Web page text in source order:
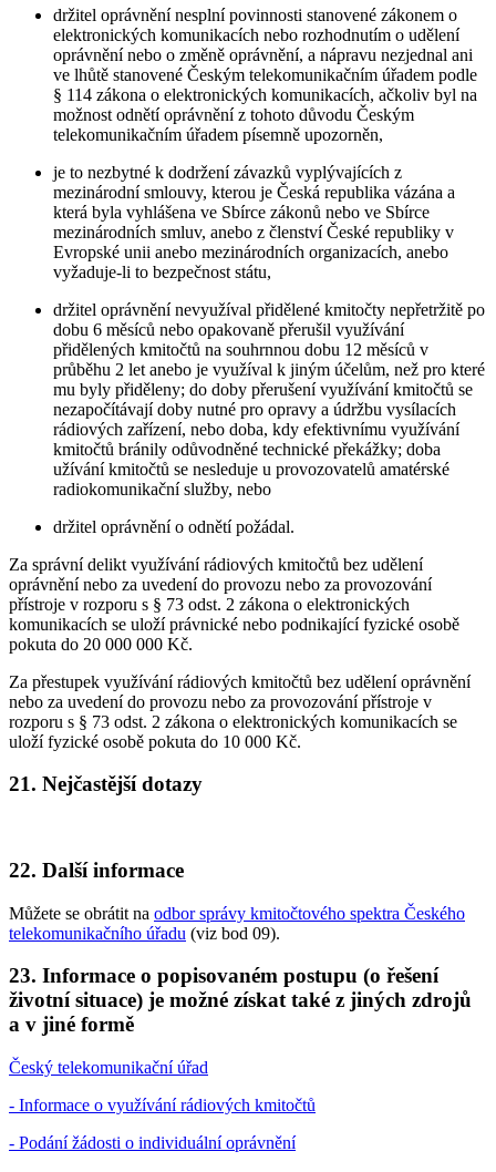
držitel oprávnění nesplní povinnosti stanovené zákonem o
elektronických komunikacích nebo rozhodnutím o udělení
oprávnění nebo o změně oprávnění, a nápravu nezjednal ani
ve lhůtě stanovené Českým telekomunikačním úřadem podle
§ 114 zákona o elektronických komunikacích, ačkoliv byl na
možnost odnětí oprávnění z tohoto důvodu Českým
telekomunikačním úřadem písemně upozorněn,
je to nezbytné k dodržení závazků vyplývajících z
mezinárodní smlouvy, kterou je Česká republika vázána a
která byla vyhlášena ve Sbírce zákonů nebo ve Sbírce
mezinárodních smluv, anebo z členství České republiky v
Evropské unii anebo mezinárodních organizacích, anebo
vyžaduje-li to bezpečnost státu,
držitel oprávnění nevyužíval přidělené kmitočty nepřetržitě po
dobu 6 měsíců nebo opakovaně přerušil využívání
přidělených kmitočtů na souhrnnou dobu 12 měsíců v
průběhu 2 let anebo je využíval k jiným účelům, než pro které
mu byly přiděleny; do doby přerušení využívání kmitočtů se
nezapočítávají doby nutné pro opravy a údržbu vysílacích
rádiových zařízení, nebo doba, kdy efektivnímu využívání
kmitočtů bránily odůvodněné technické překážky; doba
užívání kmitočtů se nesleduje u provozovatelů amatérské
radiokomunikační služby, nebo
držitel oprávnění o odnětí požádal.
Za správní delikt využívání rádiových kmitočtů bez udělení
oprávnění nebo za uvedení do provozu nebo za provozování
přístroje v rozporu s § 73 odst. 2 zákona o elektronických
komunikacích se uloží právnické nebo podnikající fyzické osobě
pokuta do 20 000 000 Kč.
Za přestupek využívání rádiových kmitočtů bez udělení oprávnění
nebo za uvedení do provozu nebo za provozování přístroje v
rozporu s § 73 odst. 2 zákona o elektronických komunikacích se
uloží fyzické osobě pokuta do 10 000 Kč.
21. Nejčastější dotazy
22. Další informace
Můžete se obrátit na odbor správy kmitočtového spektra Českého
telekomunikačního úřadu (viz bod 09).
23. Informace o popisovaném postupu (o řešení
životní situace) je možné získat také z jiných zdrojů
a v jiné formě
Český telekomunikační úřad
- Informace o využívání rádiových kmitočtů
- Podání žádosti o individuální oprávnění